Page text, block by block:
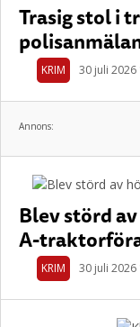
Trasig stol i
KRIM 30 juli 2026
Annons:
Blev störd
A-
KRIM 30 juli 2026